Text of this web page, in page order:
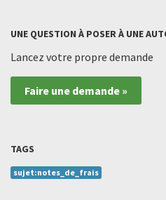
UNE QUESTION À POSER À UNE
Lancez votre propre demande
Faire une demande »
TAGS
sujet:notes_de_frais